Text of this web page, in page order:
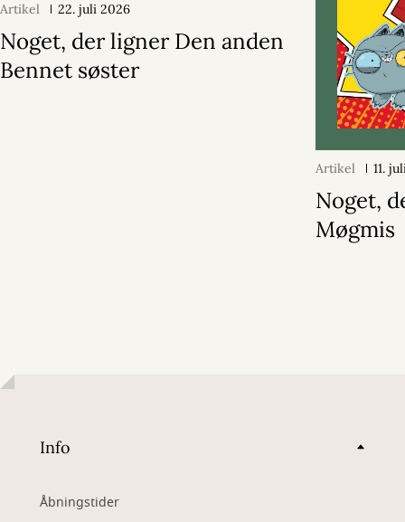
Artikel 22. juli 2026
Noget, der ligner Den anden
Bennet søster
Artikel 11.
Noget,
Møgmis
Info
Åbningstider